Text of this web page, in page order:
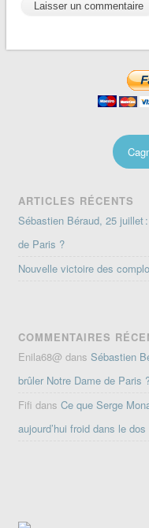
ARTICLES RÉCENTS
Sébastien Béraud, 25 juillet
de Paris ?
Nouvelle victoire des
COMMENTAIRES
Enila68@ dansSébastien
brûler Notre Dame de Paris
Fifi dansCe que Serge
aujourd’hui froid dans le dos